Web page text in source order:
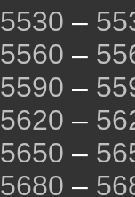
5530 –
5560 –
5590 –
5620 –
5650 –
5680 –